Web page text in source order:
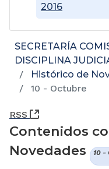
2016
SECRETARÍA
DISCIPLINA
Histórico de
10 - Octubre
RSS (Abre una
Contenidos
Novedades
10 -